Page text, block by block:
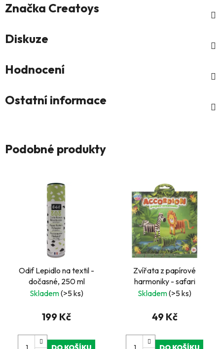
Značka Creatoys
Diskuze
Hodnocení
Ostatní informace
Podobné produkty
Odif Lepidlo na textil -
dočasné, 250 ml
Skladem(>5 ks)
199 Kč
Zvířata z papírové
harmoniky - safari
Skladem(>5 ks)
49 Kč